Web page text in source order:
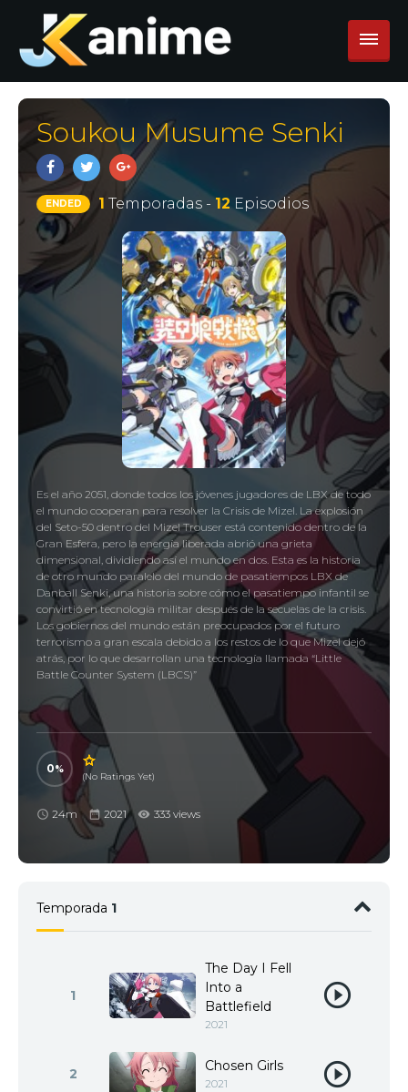
Soukou Musume Senki
ENDED 1 Temporadas -12Episodios
Es el año 2051, donde todos los jóvenes jugadores de LBX de todo
el mundo cooperan para resolver la Crisis de Mizel. La explosión
del Seto-50 dentro del Mizel Trouser está contenido dentro de la
Gran Esfera, pero la energía liberada abrió una grieta
dimensional, dividiendo así el mundo en dos. Esta es la historia
de otro mundo paralelo del mundo de pasatiempos LBX de
Danball Senki, una historia sobre cómo el pasatiempo infantil se
convirtió en tecnología militar después de la secuelas de la crisis.
Los gobiernos del mundo están preocupados por el futuro
terrorismo a gran escala debido a los restos de lo que Mizel dejó
atrás, por lo que desarrollan una tecnología llamada “Little
Battle Counter System (LBCS)”
0
(No Ratings Yet)
24m 2021 333 views
Temporada 1
1
The Day I Fell
Into a
Battlefield
2021
2 Chosen Girls
2021